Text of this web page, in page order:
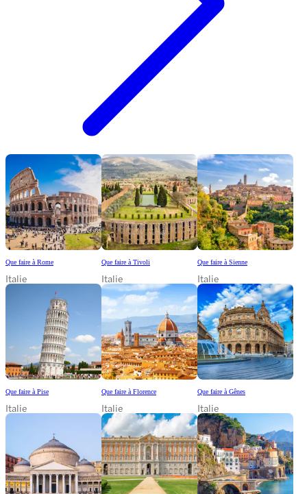
Que faire à Rome
Italie
Que faire à Tivoli
Italie
Que faire à Sienne
Italie
Que faire à Pise
Italie
Que faire à Florence
Italie
Que faire à Gênes
Italie